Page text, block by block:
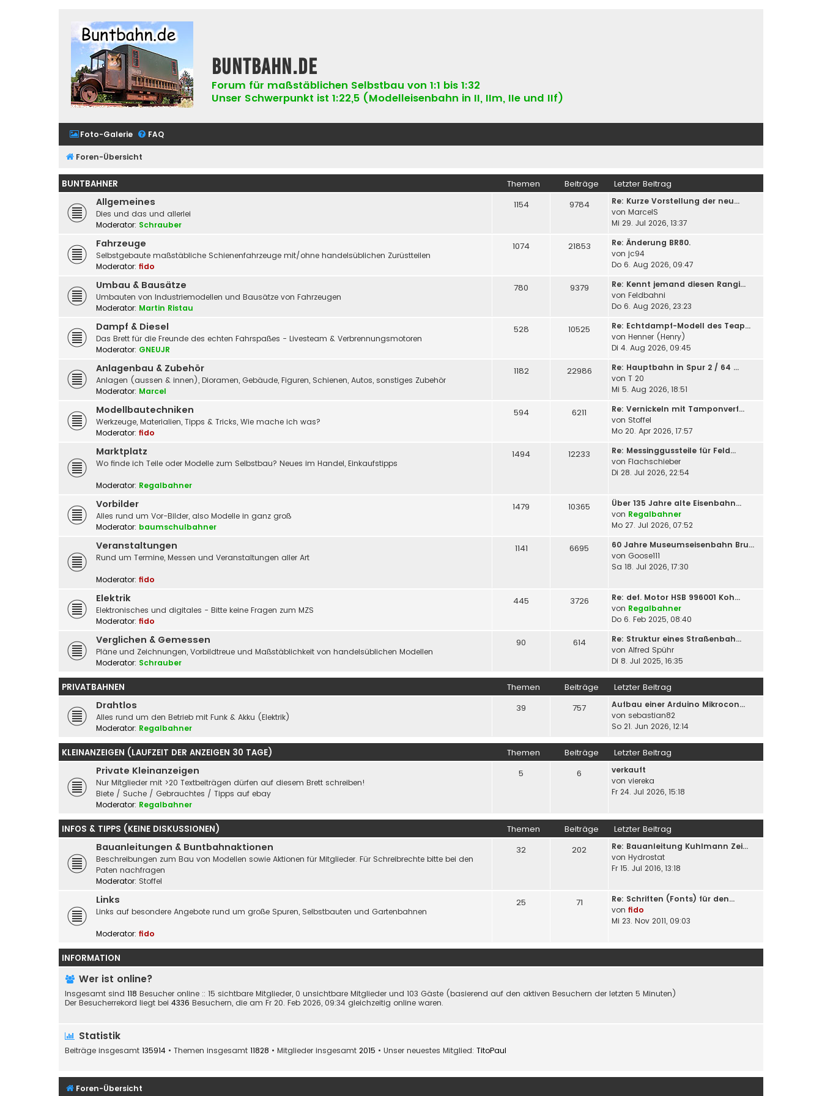
buntbahn.de
Forum für maßstäblichen Selbstbau von 1:1 bis 1:32
Unser Schwerpunkt ist 1:22,5 (Modelleisenbahn in II, IIm, IIe und IIf)
Foto-Galerie FAQ
Foren-Übersicht
BUNTBAHNER Themen Beiträge Letzter Beitrag
Allgemeines
Dies und das und allerlei
Moderator: Schrauber
1154 9784
Re: Kurze Vorstellung der neu…
von MarcelS
Mi 29. Jul 2026, 13:37
Fahrzeuge
Selbstgebaute maßstäbliche Schienenfahrzeuge mit/ohne handelsüblichen Zurüstteilen
Moderator: fido
1074 21853
Re: Änderung BR80.
von jc94
Do 6. Aug 2026, 09:47
Umbau & Bausätze
Umbauten von Industriemodellen und Bausätze von Fahrzeugen
Moderator: Martin Ristau
780 9379
Re: Kennt jemand diesen Rangi…
von Feldbahni
Do 6. Aug 2026, 23:23
Dampf & Diesel
Das Brett für die Freunde des echten Fahrspaßes - Livesteam & Verbrennungsmotoren
Moderator: GNEUJR
528 10525
Re: Echtdampf-Modell des Teap…
von Henner (Henry)
Di 4. Aug 2026, 09:45
Anlagenbau & Zubehör
Anlagen (aussen & innen), Dioramen, Gebäude, Figuren, Schienen, Autos, sonstiges Zubehör
Moderator: Marcel
1182 22986
Re: Hauptbahn in Spur 2 / 64 …
von T 20
Mi 5. Aug 2026, 18:51
Modellbautechniken
Werkzeuge, Materialien, Tipps & Tricks, Wie mache ich was?
Moderator: fido
594 6211
Re: Vernickeln mit Tamponverf…
von Stoffel
Mo 20. Apr 2026, 17:57
Marktplatz
Wo finde ich Teile oder Modelle zum Selbstbau? Neues im Handel, Einkaufstipps
Moderator: Regalbahner
1494 12233
Re: Messinggussteile für Feld…
von Flachschieber
Di 28. Jul 2026, 22:54
Vorbilder
Alles rund um Vor-Bilder, also Modelle in ganz groß
Moderator: baumschulbahner
1479 10365
Über 135 Jahre alte Eisenbahn…
von Regalbahner
Mo 27. Jul 2026, 07:52
Veranstaltungen
Rund um Termine, Messen und Veranstaltungen aller Art
Moderator: fido
1141 6695
60 Jahre Museumseisenbahn Bru…
von Goose111
Sa 18. Jul 2026, 17:30
Elektrik
Elektronisches und digitales - Bitte keine Fragen zum MZS
Moderator: fido
445 3726
Re: def. Motor HSB 996001 Koh…
von Regalbahner
Do 6. Feb 2025, 08:40
Verglichen & Gemessen
Pläne und Zeichnungen, Vorbildtreue und Maßstäblichkeit von handelsüblichen Modellen
Moderator: Schrauber
90 614
Re: Struktur eines Straßenbah…
von Alfred Spühr
Di 8. Jul 2025, 16:35
PRIVATBAHNEN Themen Beiträge Letzter Beitrag
Drahtlos
Alles rund um den Betrieb mit Funk & Akku (Elektrik)
Moderator: Regalbahner
39 757
Aufbau einer Arduino Mikrocon…
von sebastian82
So 21. Jun 2026, 12:14
KLEINANZEIGEN (LAUFZEIT DER ANZEIGEN 30 TAGE) Themen Beiträge Letzter Beitrag
Private Kleinanzeigen
Nur Mitglieder mit >20 Textbeiträgen dürfen auf diesem Brett schreiben!
Biete / Suche / Gebrauchtes / Tipps auf ebay
Moderator: Regalbahner
5 6
verkauft
von viereka
Fr 24. Jul 2026, 15:18
INFOS & TIPPS (KEINE DISKUSSIONEN) Themen Beiträge Letzter Beitrag
Bauanleitungen & Buntbahnaktionen
Beschreibungen zum Bau von Modellen sowie Aktionen für Mitglieder. Für Schreibrechte bitte bei den
Paten nachfragen
Moderator: Stoffel
32 202
Re: Bauanleitung Kuhlmann Zei…
von Hydrostat
Fr 15. Jul 2016, 13:18
Links
Links auf besondere Angebote rund um große Spuren, Selbstbauten und Gartenbahnen
Moderator: fido
25 71
Re: Schriften (Fonts) für den…
von fido
Mi 23. Nov 2011, 09:03
INFORMATION
Wer ist online?
Insgesamt sind 118 Besucher online :: 15 sichtbare Mitglieder, 0 unsichtbare Mitglieder und 103 Gäste (basierend auf den aktiven Besuchern der letzten 5 Minuten)
Der Besucherrekord liegt bei 4336 Besuchern, die am Fr 20. Feb 2026, 09:34 gleichzeitig online waren.
Statistik
Beiträge insgesamt 135914 • Themen insgesamt 11828 • Mitglieder insgesamt 2015 • Unser neuestes Mitglied: TitoPaul
Foren-Übersicht